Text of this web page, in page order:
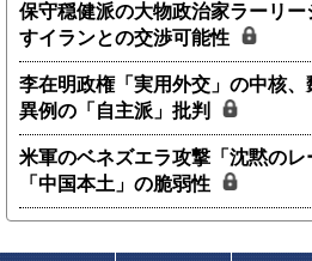
保守穏健派の大物政治家ラーリ
すイランとの交渉可能性
李在明政権「実用外交」の中核
異例の「自主派」批判
米軍のベネズエラ攻撃「沈黙の
「中国本土」の脆弱性